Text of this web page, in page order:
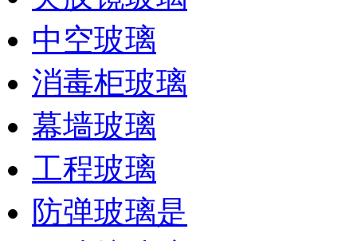
中空玻璃
消毒柜玻璃
幕墙玻璃
工程玻璃
防弹玻璃是